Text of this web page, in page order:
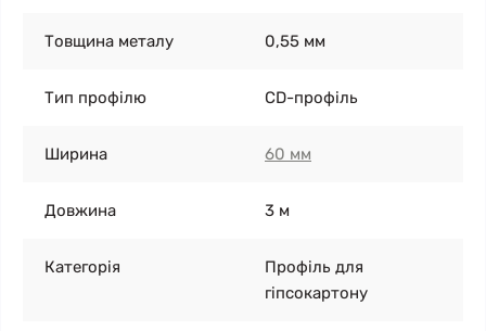
Товщина металу 0,55 мм
Тип профілю CD-профіль
Ширина 60 мм
Довжина 3 м
Категорія
Профіль для
гіпсокартону